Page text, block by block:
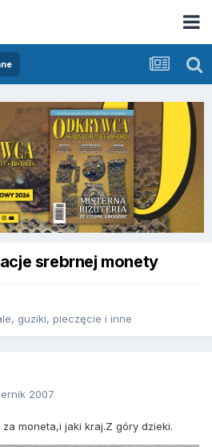
srebrnej monety
guziki, pieczęcie i inne
2007
moneta,i jaki kraj.Z góry dzieki.